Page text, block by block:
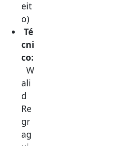
o)
Té
cni
co:
W
ali
d
Re
gr
ag
ui